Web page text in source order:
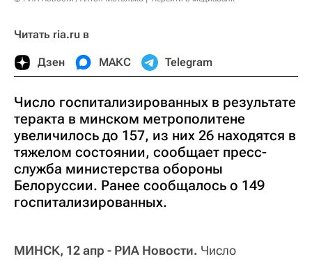
Читать ria.ru в
Дзен МАКС Telegram
Число госпитализированных в результате
теракта в минском метрополитене
увеличилось до 157, из них 26 находятся в
тяжелом состоянии, сообщает пресс-
служба министерства обороны
Белоруссии. Ранее сообщалось о 149
госпитализированных.
МИНСК, 12 апр - РИА Новости. Число